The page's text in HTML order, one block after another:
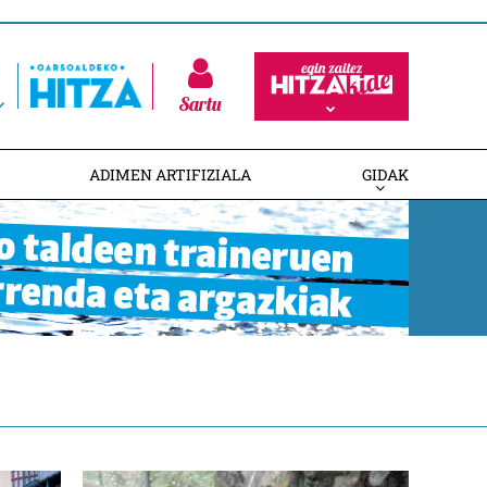
Sartu
ADIMEN ARTIFIZIALA GIDAK